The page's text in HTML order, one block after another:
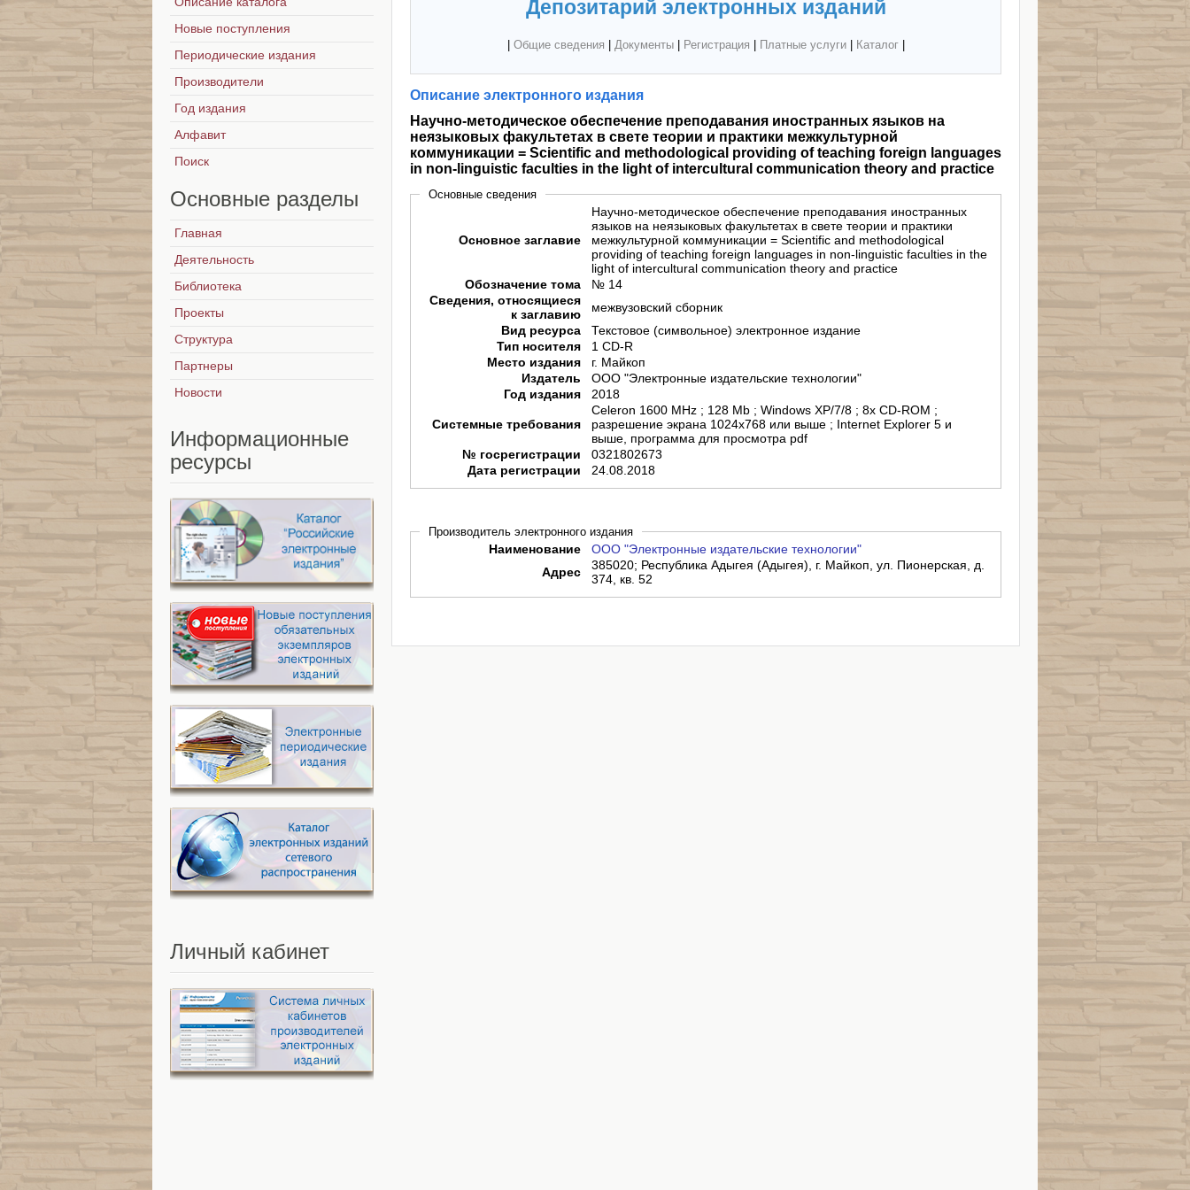
Депозитарий электронных изданий
Общие сведения Документы| Регистрация Платные услуги| Каталог|
Описание электронного издания
Научно-методическое обеспечение преподавания иностранных языков на
неязыковых факультетах в свете теории и практики межкультурной
коммуникации = Scientific and methodological providing of teaching foreign languages
in non-linguistic faculties in the light of intercultural communication theory and practice
Основные сведения
Основное заглавие
Научно-методическое обеспечение преподавания иностранных
языков на неязыковых факультетах в свете теории и практики
межкультурной коммуникации = Scientific and methodological
providing of teaching foreign languages in non-linguistic faculties in the
light of intercultural communication theory and practice
Обозначение тома
№ 14
Сведения, относящиеся
к заглавию
межвузовский сборник
Вид ресурса
Текстовое (символьное) электронное издание
Тип носителя
1 CD-R
Место издания
г. Майкоп
Издатель
ООО "Электронные издательские технологии"
Год издания
2018
Системные требования
Celeron 1600 MHz ; 128 Мb ; Windows XP/7/8 ; 8x CD-ROM ;
разрешение экрана 1024х768 или выше ; Internet Explorer 5 и
выше, программа для просмотра pdf
№ госрегистрации
0321802673
Дата регистрации
24.08.2018
Производитель электронного издания
Наименование
ООО "Электронные издательские технологии"
Адрес
385020; Республика Адыгея (Адыгея), г. Майкоп, ул. Пионерская, д.
374, кв. 52
Новые поступления
Периодические издания
Производители
Год издания
Алфавит
Поиск
Основные разделы
Главная
Деятельность
Библиотека
Проекты
Структура
Партнеры
Новости
Информационные
ресурсы
Личный кабинет